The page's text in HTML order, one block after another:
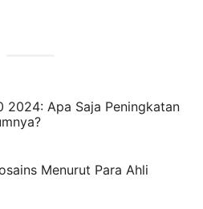
2024: Apa Saja Peningkatan
Menurut Para Ahli